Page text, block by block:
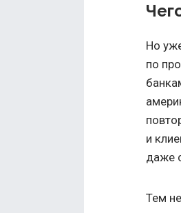
Но
по
и
даже
Тем